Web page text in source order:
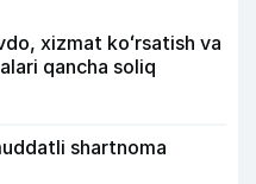
xizmat koʻrsatish va
qancha soliq
shartnoma